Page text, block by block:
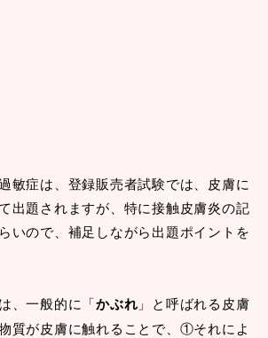
敏症は、登録販売者試験では、皮膚に
出題されますが、特に接触皮膚炎の記
いので、補足しながら出題ポイントを
、一般的に「かぶれ」と呼ばれる皮膚
質が皮膚に触れることで、①それによ